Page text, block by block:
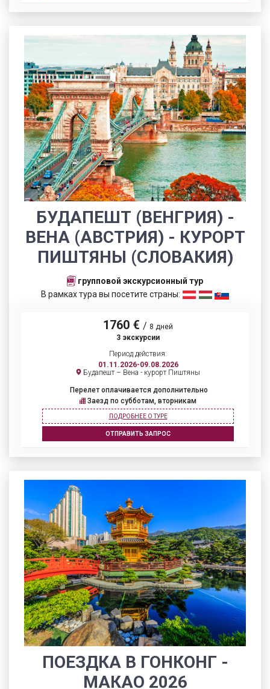
БУДАПЕШТ (ВЕНГРИЯ) -
ВЕНА (АВСТРИЯ) - КУРОРТ
ПИШТЯНЫ (СЛОВАКИЯ)
групповой экскурсионный тур
В рамках тура вы посетите страны:
1760 € / 8 дней
3 экскурсии
Период действия:
01.11.2026-09.08.2026
Будапешт – Вена - курорт Пиштяны
Перелет оплачивается дополнительно
Заезд по субботам, вторникам
ПОДРОБНЕЕ О ТУРЕ
ОТПРАВИТЬ ЗАПРОС
ПОЕЗДКА В ГОНКОНГ -
МАКАО 2026